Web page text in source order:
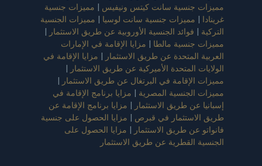
مميزات جنسية سانت كيتس ونيفيس | مميزات جنسية
غرينادا | مميزات جنسية سانت لوسيا | مميزات الجنسية
التركية | فوائد الجنسية الأوروبية عن طريق الاستثمار |
مميزات جنسية مالطا | مزايا الإقامة في الإمارات
العربية المتحدة عن طريق الاستثمار | مزايا الإقامة في
الولايات المتحدة الأميركية عن طريق الاستثمار |
مميزات الإقامة في البرتغال عن طريق الاستثمار |
مميزات الجنسية المصرية | مزايا برنامج الإقامة في
إسبانيا عن طريق الاستثمار | مزايا برنامج الإقامة عن
طريق الاستثمار في قبرص | مزايا الحصول على جنسية
فانواتو عن طريق الاستثمار | مزايا الحصول على
الجنسية القطرية عن طريق الاستثمار